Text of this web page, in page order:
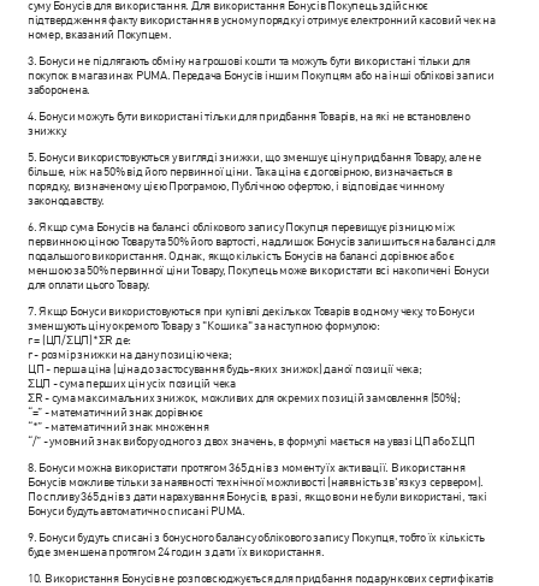
суму Бонусів для використання. Для використання Бонусів Покупець здійснює
підтвердження факту використання в усному порядку і отримує електронний касовий чек на
номер, вказаний Покупцем.
3. Бонуси не підлягають обміну на грошові кошти та можуть бути використані тільки для
покупок в магазинах PUMA. Передача Бонусів іншим Покупцям або на інші облікові записи
заборонена.
4. Бонуси можуть бути використані тільки для придбання Товарів, на які не встановлено
знижку.
5. Бонуси використовуються у вигляді знижки, що зменшує ціну придбання Товару, але не
більше, ніж на 50% від його первинної ціни. Така ціна є договірною, визначається в
порядку, визначеному цією Програмою, Публічною офертою, і відповідає чинному
законодавству.
6. Якщо сума Бонусів на балансі облікового запису Покупця перевищує різницю між
первинною ціною Товару та 50% його вартості, надлишок Бонусів залишиться на балансі для
подальшого використання. Однак, якщо кількість Бонусів на балансі дорівнює або є
меншою за 50% первинної ціни Товару, Покупець може використати всі накопичені Бонуси
для оплати цього Товару.
7. Якщо Бонуси використовуються при купівлі декількох Товарів в одному чеку, то Бонуси
зменшують ціну окремого Товару з "Кошика" за наступною формулою:
r = (ЦП/ΣЦП)*ΣR де:
r - розмір знижки на дану позицію чека;
ЦП - перша ціна (ціна до застосування будь-яких знижок) даної позиції чека;
ΣЦП - сума перших цін усіх позицій чека
ΣR - сума максимальних знижок, можливих для окремих позицій замовлення (50%);
“=” - математичний знак дорівнює
“*” - математичний знак множення
“/” - умовний знак вибору одного з двох значень, в формулі мається на увазі ЦП або ΣЦП
8. Бонуси можна використати протягом 365 днів з моменту їх активації. Використання
Бонусів можливе тільки за наявності технічної можливості (наявність зв'язку з сервером).
По спливу 365 днів з дати нарахування Бонусів, в разі, якщо вони не були використані, такі
Бонуси будуть автоматично списані PUMA.
9. Бонуси будуть списані з бонусного балансу облікового запису Покупця, тобто їх кількість
буде зменшена протягом 24 годин з дати їх використання.
10. Використання Бонусів не розповсюджується для придбання подарункових сертифікатів